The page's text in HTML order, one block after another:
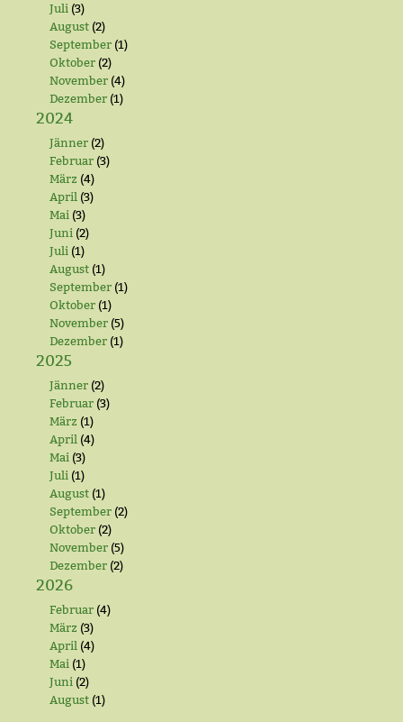
Juli (3)
August (2)
September (1)
Oktober (2)
November (4)
Dezember (1)
2024
Jänner (2)
Februar (3)
März (4)
April (3)
Mai (3)
Juni (2)
Juli (1)
August (1)
September (1)
Oktober (1)
November (5)
Dezember (1)
2025
Jänner (2)
Februar (3)
März (1)
April (4)
Mai (3)
Juli (1)
August (1)
September (2)
Oktober (2)
November (5)
Dezember (2)
2026
Februar (4)
März (3)
April (4)
Mai (1)
Juni (2)
August (1)